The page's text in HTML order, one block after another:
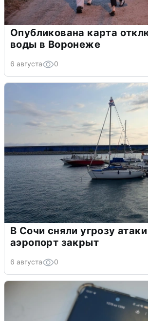
Опубликована карта
воды в Воронеже
6 августа 0
В Сочи сняли угрозу
аэропорт закрыт
6 августа 0